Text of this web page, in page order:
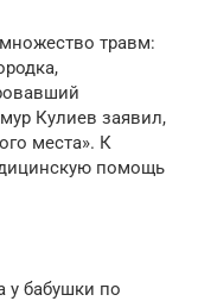
травм:
Кулиев заявил,
места». К
помощь
у бабушки по